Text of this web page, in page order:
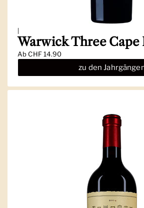
Warwick Three Cape
AbCHF 14.90
zu den